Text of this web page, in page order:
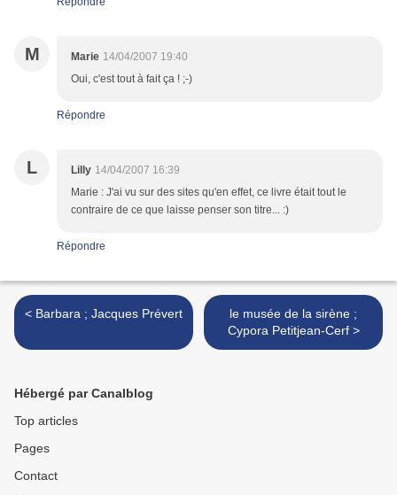
M Marie 14/04/2007 19:40
Oui, c'est tout à fait ça ! ;-)
Répondre
L Lilly 14/04/2007 16:39
Marie : J'ai vu sur des sites qu'en effet, ce livre était tout le
contraire de ce que laisse penser son titre... :)
Répondre
< Barbara ; Jacques Prévert
le musée de la sirène ;
Cypora Petitjean-Cerf >
Hébergé par Canalblog
Top articles
Pages
Contact